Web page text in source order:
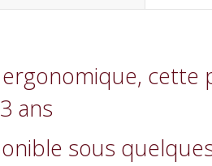
ergonomique,
ans
sous